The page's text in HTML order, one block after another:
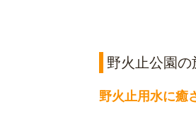
野火止公園の
野火止用水に癒